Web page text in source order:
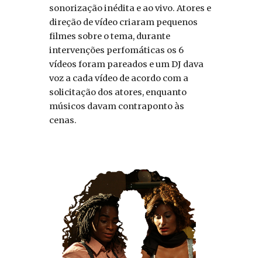
sonorização inédita e ao vivo. Atores e
direção de vídeo criaram pequenos
filmes sobre o tema, durante
intervenções perfomáticas os 6
vídeos foram pareados e um DJ dava
voz a cada vídeo de acordo com a
solicitação dos atores, enquanto
músicos davam contraponto às
cenas.